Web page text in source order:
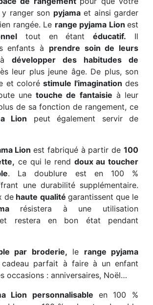
ranger son pyjamaet ainsi garder
rangée. Le range pyjama Lion est
tout en étantéducatif. Il
enfants à prendre soin de leurs
développer des habitudes de
leur plus jeune âge. De plus, son
et coloréstimule l'imagination des
une touche de fantaisie à leur
de sa fonction de rangement, ce
Lion peut également servir de
Lionest fabriqué à partir de100
ce qui le rend doux au toucher
. La doublure est en 100 %
une durabilité supplémentaire.
de haute qualité garantissent que le
résistera à une utilisation
et restera en bon état pendant
par broderie, le range pyjama
cadeau parfait à faire à un enfant
occasions : anniversaires, Noël…
Lion personnalisable en 100 %